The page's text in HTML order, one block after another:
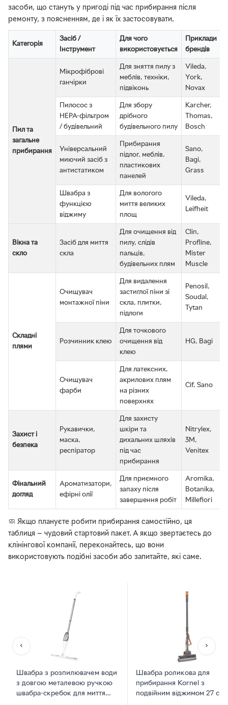
засоби, що стануть у пригоді під час прибирання після
ремонту, з поясненням, де і як їх застосовувати.
Категорія
Засіб /
Інструмент
Для чого
використовується
Приклади
брендів
Пил та
загальне
прибирання
Мікрофіброві
ганчірки
Для зняття пилу з
меблів, техніки,
підвіконь
Vileda,
York,
Novax
Пилосос з
HEPA-фільтром
/ будівельний
Для збору
дрібного
будівельного пилу
Karcher,
Thomas,
Bosch
Універсальний
миючий засіб з
антистатиком
Прибирання
підлог, меблів,
пластикових
панелей
Sano,
Bagi,
Grass
Швабра з
функцією
віджиму
Для вологого
миття великих
площ
Vileda,
Leifheit
Вікна та
скло
Засіб для миття
скла
Для очищення від
пилу, слідів
пальців,
будівельних плям
Clin,
Profline,
Mister
Muscle
Складні
плями
Очищувач
монтажної піни
Для видалення
застиглої піни зі
скла, плитки,
підлоги
Penosil,
Soudal,
Tytan
Розчинник клею
Для точкового
очищення від
клею
HG, Bagi
Очищувач
фарби
Для латексних,
акрилових плям
на різних
поверхнях
Cif, Sano
Захист і
безпека
Рукавички,
маска,
респіратор
Для захисту
шкіри та
дихальних шляхів
під час
прибирання
Nitrylex,
3M,
Venitex
Фінальний
догляд
Ароматизатори,
ефірні олії
Для приємного
запаху після
завершення робіт
Aromika,
Botanika,
Millefiori
🧼 Якщо плануєте робити прибирання самостійно, ця
таблиця — чудовий стартовий пакет. А якщо звертаєтесь до
клінінгової компанії, переконайтесь, що вони
використовують подібні засоби або запитайте, які саме.
‹
Швабра з розпилювачем води
з довгою металевою ручкою
швабра-скребок для миття
Швабра роликова для
прибирання Kornel з
подвійним віджимом 27 см
›